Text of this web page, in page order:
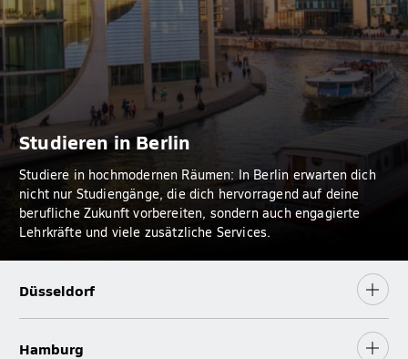
Studieren in Berlin
Studiere in hochmodernen Räumen: In Berlin erwarten dich
nicht nur Studiengänge, die dich hervorragend auf deine
berufliche Zukunft vorbereiten, sondern auch engagierte
Lehrkräfte und viele zusätzliche Services.
Düsseldorf
Hamburg